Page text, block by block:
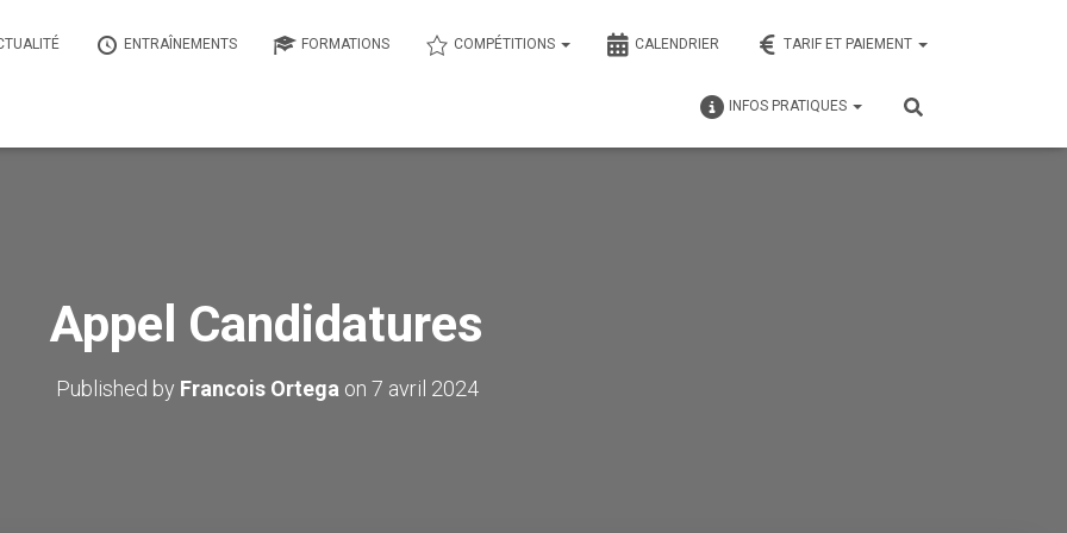
ENTRAÎNEMENTS FORMATIONS COMPÉTITIONS CALENDRIER TARIF ET PAIEMENT
INFOS PRATIQUES
Appel Candidatures
Published by Francois Ortega on 7 avril 2024